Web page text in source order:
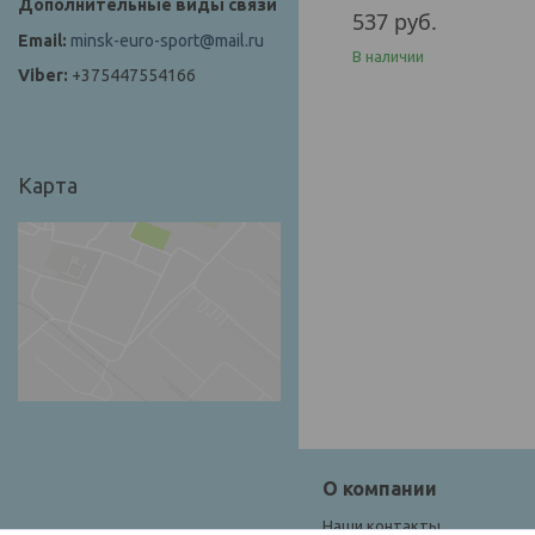
537 руб.
В наличии
minsk-euro-sport@mail.ru
+375447554166
Карта
О компании
Наши контакты